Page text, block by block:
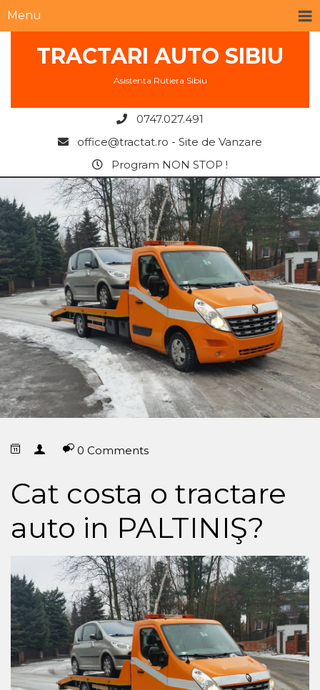
Menu
TRACTARI AUTO SIBIU
Asistenta Rutiera Sibiu
0747.027.491
office@tractat.ro - Site de Vanzare
Program NON STOP !
0 Comments
Cat costa o tractare
auto in PALTINIŞ?